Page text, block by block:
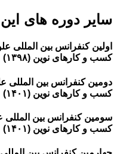
سایر دوره های
اولین کنفرانس بین المللی
کسب و کارهای نوین (۱۳۹۸)
دومین کنفرانس بین المللی
کسب و کارهای نوین (۱۴۰۱)
سومین کنفرانس بین المللی
کسب و کارهای نوین (۱۴۰۱)